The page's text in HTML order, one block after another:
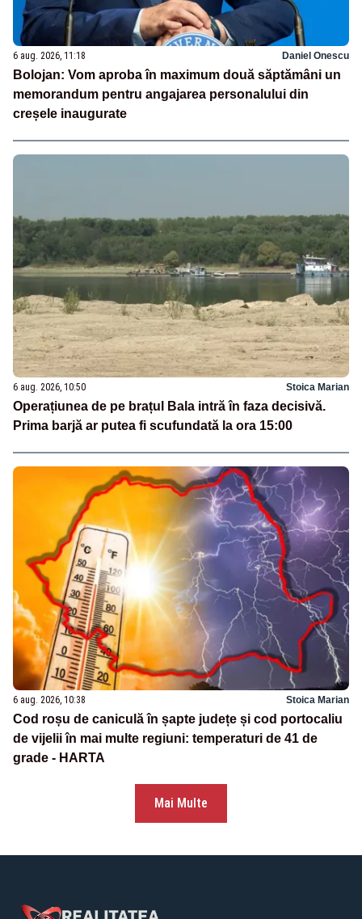
6 aug. 2026, 11:18 Daniel Onescu
Bolojan: Vom aproba în maximum două săptămâni un
memorandum pentru angajarea personalului din
creșele inaugurate
6 aug. 2026, 10:50 Stoica Marian
Operațiunea de pe brațul Bala intră în faza decisivă.
Prima barjă ar putea fi scufundată la ora 15:00
6 aug. 2026, 10:38 Stoica Marian
Cod roșu de caniculă în șapte județe și cod portocaliu
de vijelii în mai multe regiuni: temperaturi de 41 de
grade - HARTA
Mai Multe